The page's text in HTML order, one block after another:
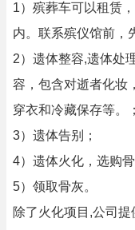
1）殡葬车可以租赁
内。联系殡仪馆前，
2）遗体整容,遗体处
容，包含对逝者化妆
穿衣和冷藏保存等。；
3）遗体告别；
4）遗体火化，选购
5）领取骨灰。
除了火化项目,公司